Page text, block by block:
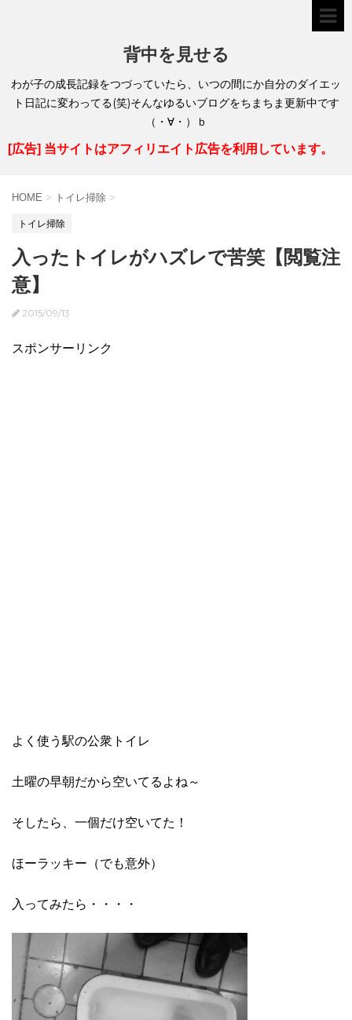
背中を見せる
わが子の成長記録をつづっていたら、いつの間にか自分のダイエッ
ト日記に変わってる(笑)そんなゆるいブログをちまちま更新中です
（・∀・）ｂ
[広告] 当サイトはアフィリエイト広告を利用しています。
HOME > トイレ掃除 >
トイレ掃除
入ったトイレがハズレで苦笑【閲覧注
意】
2015/09/13
スポンサーリンク
よく使う駅の公衆トイレ
土曜の早朝だから空いてるよね～
そしたら、一個だけ空いてた！
ほーラッキー（でも意外）
入ってみたら・・・・